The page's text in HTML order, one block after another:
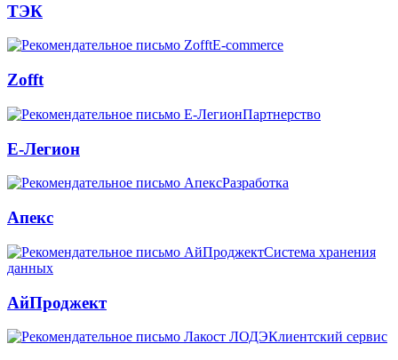
ТЭК
E-commerce
Zofft
Партнерство
Е-Легион
Разработка
Апекс
Система хранения
данных
АйПроджект
Клиентский сервис